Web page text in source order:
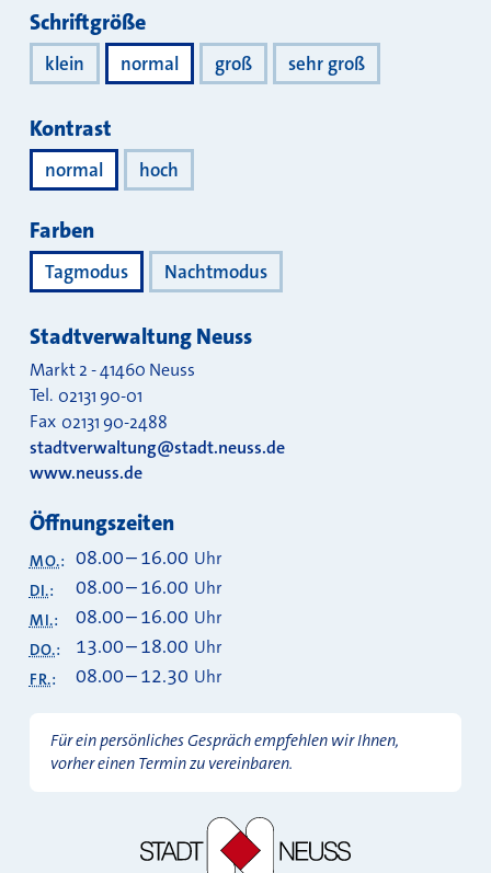
Darstellung
Schriftgröße
klein normal groß sehr groß
Kontrast
normal hoch
Farben
Tagmodus Nachtmodus
Stadtverwaltung Neuss
Markt 2-41460 Neuss
Tel. 02131 90-01
Fax 02131 90-2488
stadtverwaltung@stadt.neuss.de
www.neuss.de
Öffnungszeiten
MO.: 08.00–16.00 Uhr
DI.: 08.00–16.00 Uhr
MI.: 08.00–16.00 Uhr
DO.: 13.00–18.00 Uhr
FR.: 08.00–12.30 Uhr
Für ein persönliches Gespräch empfehlen wir Ihnen,
vorher einen Termin zu vereinbaren.